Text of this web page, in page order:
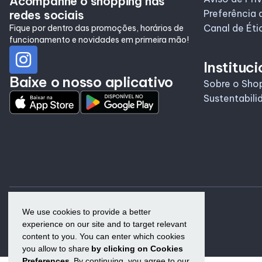
We use cookies to provide a better
experience on our site and to target relevant
content to you. You can enter which cookies
you allow to share by clicking on Cookies
redes sociais
Fique por dentro das promoções, horários de
funcionamento e novidades em primeira mão!
Baixe o nosso aplicativo
Preferência
Canal de
Sobre o